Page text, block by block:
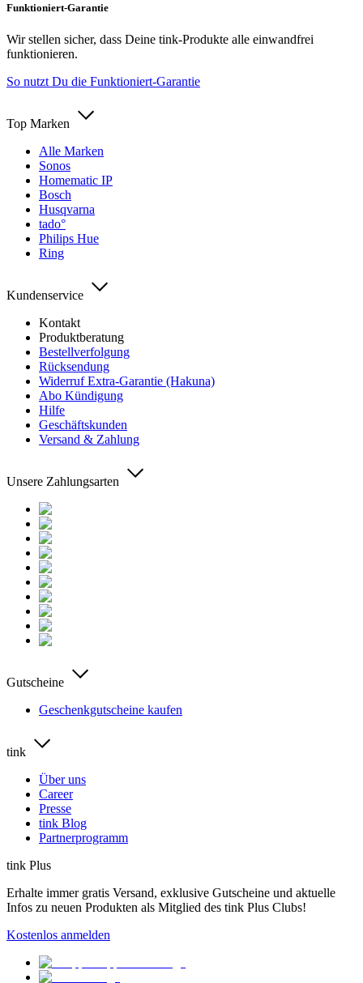
Funktioniert-Garantie
Wir stellen sicher, dass Deine tink-Produkte alle einwandfrei
funktionieren.
So nutzt Du die Funktioniert-Garantie
Top Marken
Alle Marken
Sonos
Homematic IP
Bosch
Husqvarna
tado°
Philips Hue
Ring
Kundenservice
Kontakt
Produktberatung
Bestellverfolgung
Rücksendung
Widerruf Extra-Garantie (Hakuna)
Abo Kündigung
Hilfe
Geschäftskunden
Versand & Zahlung
Unsere Zahlungsarten
Gutscheine
Geschenkgutscheine kaufen
tink
Über uns
Career
Presse
tink Blog
Partnerprogramm
tink Plus
Erhalte immer gratis Versand, exklusive Gutscheine und aktuelle
Infos zu neuen Produkten als Mitglied des tink Plus Clubs!
Kostenlos anmelden